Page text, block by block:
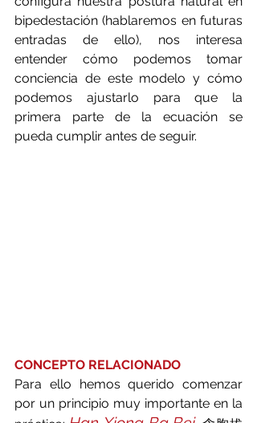
bipedestación (hablaremos en futuras
entradas de ello), nos interesa
entender cómo podemos tomar
conciencia de este modelo y cómo
podemos ajustarlo para que la
primera parte de la ecuación se
pueda cumplir antes de seguir.
CONCEPTO RELACIONADO
Para ello hemos querido comenzar
por un principio muy importante en la